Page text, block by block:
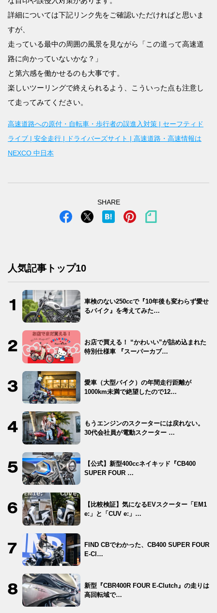
詳細については下記リンク先をご確認いただければと思いま
すが、
走っている最中の周囲の風景を見ながら「この道って高速道
路に向かっていないかな？」
と第六感を働かせるのも大事です。
楽しいツーリングで終えられるよう、こういった点も注意し
て走ってみてください。
高速道路への原付・自転車・歩行者の誤進入対策 | セーフティド
ライブ | 安全走行 | ドライバーズサイト | 高速道路・高速情報は
NEXCO 中日本
SHARE
人気記事トップ10
車検のない250ccで『10年後も変わらず愛せ
るバイク』を考えてみた…
お店で買える！ “かわいい”が詰め込まれた
特別仕様車 『スーパーカブ…
愛車（大型バイク）の年間走行距離が
1000km未満で絶望したので12…
もうエンジンのスクーターには戻れない。
30代会社員が電動スクーター …
【公式】新型400ccネイキッド『CB400
SUPER FOUR …
【比較検証】気になるEVスクーター「EM1
e:」と「CUV e:」…
FIND CBでわかった、CB400 SUPER FOUR
E-Cl…
新型『CBR400R FOUR E-Clutch』の走りは
高回転域で…